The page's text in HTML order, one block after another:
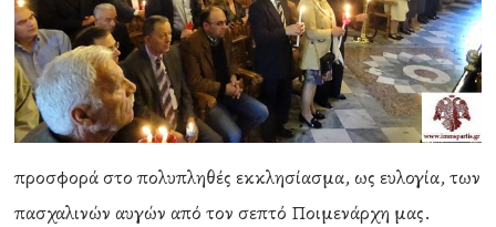
προσφορά στο πολυπληθές εκκλησίασμα, ως ευλογία, των
πασχαλινών αυγών από τον σεπτό Ποιμενάρχη μας.